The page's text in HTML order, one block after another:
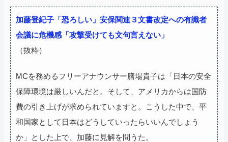
加藤登紀子「恐ろしい」安保関連３文書改定への有識者
会議に危機感「攻撃受けても文句言えない」
（抜粋）
MCを務めるフリーアナウンサー膳場貴子は「日本の安全
保障環境は厳しいんだと。そして、アメリカからは国防
費の引き上げが求められていますと。こうした中で、平
和国家として日本はどうしていったらいいんでしょう
か」とした上で、加藤に見解を問うた。